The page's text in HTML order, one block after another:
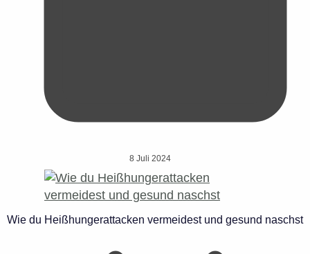
8 Juli 2024
Wie du Heißhungerattacken vermeidest und gesund naschst